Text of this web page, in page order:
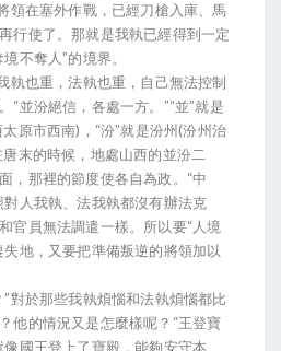
領在塞外作戰，已經刀槍入庫、馬
行使了。那就是我執已經得到一定
不奪人”的境界。
也重，法執也重，自己無法控制
“並汾絕信，各處一方。”“並”就是
原市西南)，“汾”就是汾州(汾州治
末的時候，地處山西的並汾二
，那裡的節度使各自為政。“中
人我執、法我執都沒有辦法克
官員無法調遣一樣。所以要“人境
地，又要把準備叛逆的將領加以
於那些我執煩惱和法執煩惱都比
他的情況又是怎麼樣呢？“王登寶
國王登上了寶殿，能夠安守本